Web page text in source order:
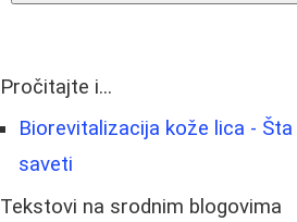
Pročitajte i...
Biorevitalizacija kože lica -
saveti
Tekstovi na srodnim blogovima